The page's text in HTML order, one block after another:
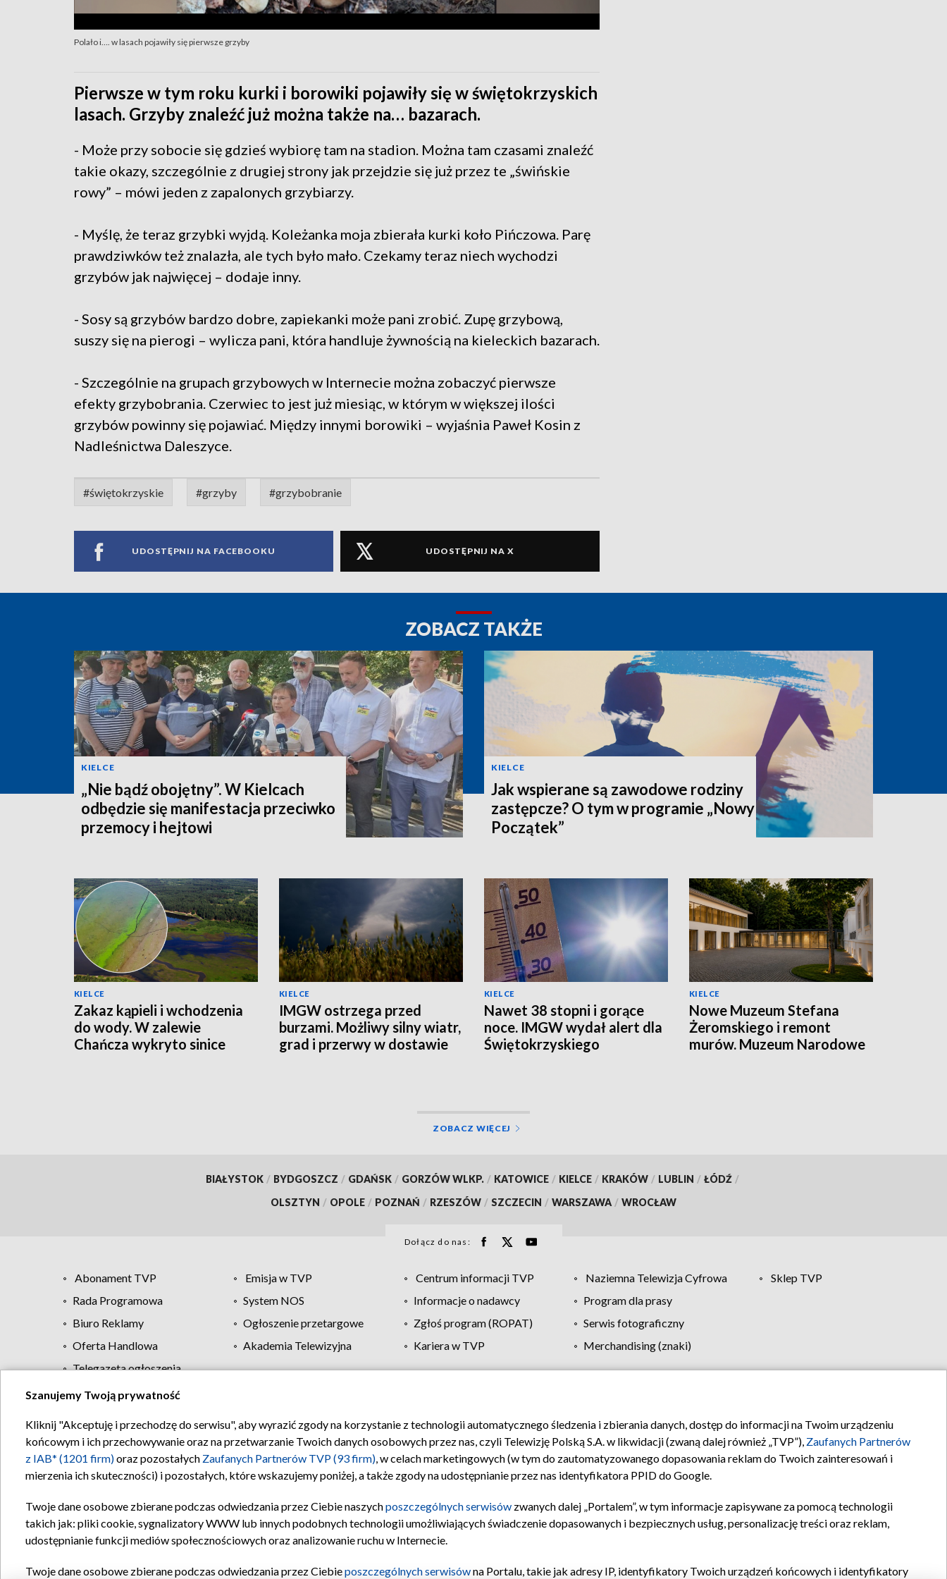
Polało i…. w lasach pojawiły się pierwsze grzyby
Pierwsze w tym roku kurki i borowiki pojawiły się w świętokrzyskich
lasach. Grzyby znaleźć już można także na… bazarach.
- Może przy sobocie się gdzieś wybiorę tam na stadion. Można tam czasami znaleźć
takie okazy, szczególnie z drugiej strony jak przejdzie się już przez te „świńskie
rowy” – mówi jeden z zapalonych grzybiarzy.
- Myślę, że teraz grzybki wyjdą. Koleżanka moja zbierała kurki koło Pińczowa. Parę
prawdziwków też znalazła, ale tych było mało. Czekamy teraz niech wychodzi
grzybów jak najwięcej – dodaje inny.
- Sosy są grzybów bardzo dobre, zapiekanki może pani zrobić. Zupę grzybową,
suszy się na pierogi – wylicza pani, która handluje żywnością na kieleckich bazarach.
- Szczególnie na grupach grzybowych w Internecie można zobaczyć pierwsze
efekty grzybobrania. Czerwiec to jest już miesiąc, w którym w większej ilości
grzybów powinny się pojawiać. Między innymi borowiki – wyjaśnia Paweł Kosin z
Nadleśnictwa Daleszyce.
#świętokrzyskie #grzyby #grzybobranie
UDOSTĘPNIJ NA FACEBOOKU UDOSTĘPNIJ NA X
ZOBACZ TAKŻE
KIELCE
„Nie bądź obojętny”. W Kielcach
odbędzie się manifestacja przeciwko
przemocy i hejtowi
KIELCE
Jak wspierane są zawodowe rodziny
zastępcze? O tym w programie „Nowy
Początek”
KIELCE
Zakaz kąpieli i wchodzenia
do wody. W zalewie
Chańcza wykryto sinice
KIELCE
IMGW ostrzega przed
burzami. Możliwy silny wiatr,
grad i przerwy w dostawie
KIELCE
Nawet 38 stopni i gorące
noce. IMGW wydał alert dla
Świętokrzyskiego
KIELCE
Nowe Muzeum Stefana
Żeromskiego i remont
murów. Muzeum Narodowe
ZOBACZ WIĘCEJ
BIAŁYSTOK / BYDGOSZCZ / GDAŃSK / GORZÓW WLKP. / KATOWICE / KIELCE / KRAKÓW / LUBLIN / ŁÓDŹ /
OLSZTYN / OPOLE / POZNAŃ / RZESZÓW / SZCZECIN / WARSZAWA / WROCŁAW
Dołącz do nas:
Abonament TVP Emisja w TVP Centrum informacji TVP Naziemna Telewizja Cyfrowa
Sklep TVP
Rada Programowa
System NOS Informacje o nadawcy
Program dla prasy
Biuro Reklamy
Ogłoszenie przetargowe Zgłoś program (ROPAT)
Serwis fotograficzny
Oferta Handlowa
Akademia Telewizyjna Kariera w TVP
Merchandising (znaki)
Telegazeta ogłoszenia
Regulamin TVP Polityka prywatności Moje zgody Pomoc Biuro reklamy Kontakt
Szanujemy Twoją prywatność
Kliknij "Akceptuję i przechodzę do serwisu", aby wyrazić zgody na korzystanie z technologii automatycznego śledzenia i zbierania danych, dostęp do informacji na Twoim urządzeniu
końcowym i ich przechowywanie oraz na przetwarzanie Twoich danych osobowych przez nas, czyli Telewizję Polską S.A. w likwidacji (zwaną dalej również „TVP”), Zaufanych Partnerów
z IAB* (1201 firm)oraz pozostałych Zaufanych Partnerów TVP (93 firm), w celach marketingowych (w tym do zautomatyzowanego dopasowania reklam do Twoich zainteresowań i
mierzenia ich skuteczności) i pozostałych, które wskazujemy poniżej, a także zgody na udostępnianie przez nas identyfikatora PPID do Google.
Twoje dane osobowe zbierane podczas odwiedzania przez Ciebie naszychposzczególnych serwisów zwanych dalej „Portalem”, w tym informacje zapisywane za pomocą technologii
takich jak: pliki cookie, sygnalizatory WWW lub innych podobnych technologii umożliwiających świadczenie dopasowanych i bezpiecznych usług, personalizację treści oraz reklam,
udostępnianie funkcji mediów społecznościowych oraz analizowanie ruchu w Internecie.
Twoje dane osobowe zbierane podczas odwiedzania przez Ciebieposzczególnych serwisówna Portalu, takie jak adresy IP, identyfikatory Twoich urządzeń końcowych i identyfikatory